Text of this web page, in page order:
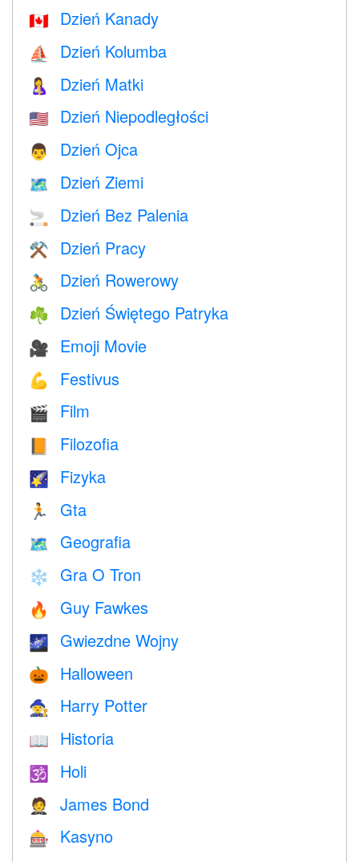
🇨🇦 Dzień Kanady
⛵️ Dzień Kolumba
🤱 Dzień Matki
🇺🇸 Dzień Niepodległości
👨 Dzień Ojca
🗺️ Dzień Ziemi
🚬 Dzień Bez Palenia
⚒️ Dzień Pracy
🚴 Dzień Rowerowy
☘️ Dzień Świętego Patryka
🎥 Emoji Movie
💪 Festivus
🎬 Film
📙 Filozofia
🌠 Fizyka
🏃 Gta
🗺 Geografia
❄️ Gra O Tron
🔥 Guy Fawkes
🌌 Gwiezdne Wojny
🎃 Halloween
🧙 Harry Potter
📖 Historia
🕉 Holi
🤵 James Bond
🎰 Kasyno